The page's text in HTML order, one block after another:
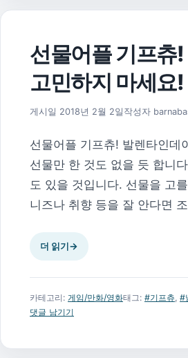
선물어플 기프츄
고민하지 마세요!
게시일 2018년 2월 2일 작성자
선물어플 기프츄! 발렌타인데
선물만 한 것도 없을 듯 합니
도 있을 것입니다. 선물을 고
니즈나 취향 등을 잘 안다면
더 읽기→
카테고리: 게임/만화/영화태그: #기프츄, #
댓글 남기기